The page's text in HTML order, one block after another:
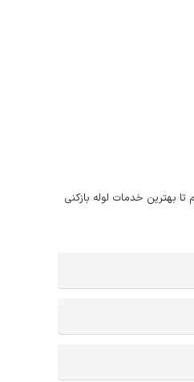
تا بهترین خدمات لوله بازکنی